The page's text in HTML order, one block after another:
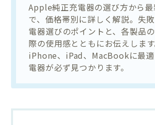
Apple純正充電器の選び方から最
で、価格帯別に詳しく解説。失
電器選びのポイントと、各製品
際の使用感とともにお伝えします
iPhone、iPad、MacBookに最
電器が必ず見つかります。